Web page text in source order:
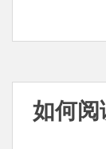
如何